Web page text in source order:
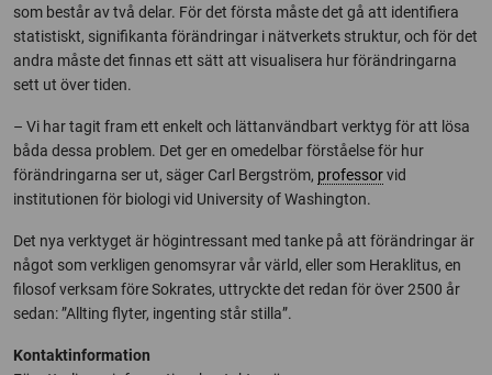
som består av två delar. För det första måste det gå att identifiera
statistiskt, signifikanta förändringar i nätverkets struktur, och för det
andra måste det finnas ett sätt att visualisera hur förändringarna
sett ut över tiden.
– Vi har tagit fram ett enkelt och lättanvändbart verktyg för att lösa
båda dessa problem. Det ger en omedelbar förståelse för hur
förändringarna ser ut, säger Carl Bergström, professorvid
institutionen för biologi vid University of Washington.
Det nya verktyget är högintressant med tanke på att förändringar är
något som verkligen genomsyrar vår värld, eller som Heraklitus, en
filosof verksam före Sokrates, uttryckte det redan för över 2500 år
sedan: ”Allting flyter, ingenting står stilla”.
Kontaktinformation